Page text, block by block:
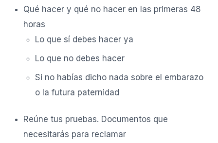
Qué hacer y qué no hacer en las primeras 48
horas
Lo que sí debes hacer ya
Lo que no debes hacer
Si no habías dicho nada sobre el embarazo
o la futura paternidad
Reúne tus pruebas. Documentos que
necesitarás para reclamar